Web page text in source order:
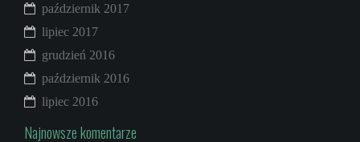
październik 2017
lipiec 2017
grudzień 2016
październik 2016
lipiec 2016
Najnowsze komentarze